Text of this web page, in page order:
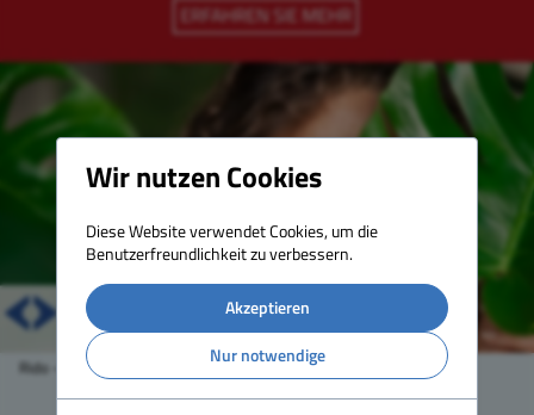
Rido – stock.adobe.com
Wir nutzen Cookies
Diese Website verwendet Cookies, um die
Benutzerfreundlichkeit zu verbessern.
Akzeptieren
Nur notwendige